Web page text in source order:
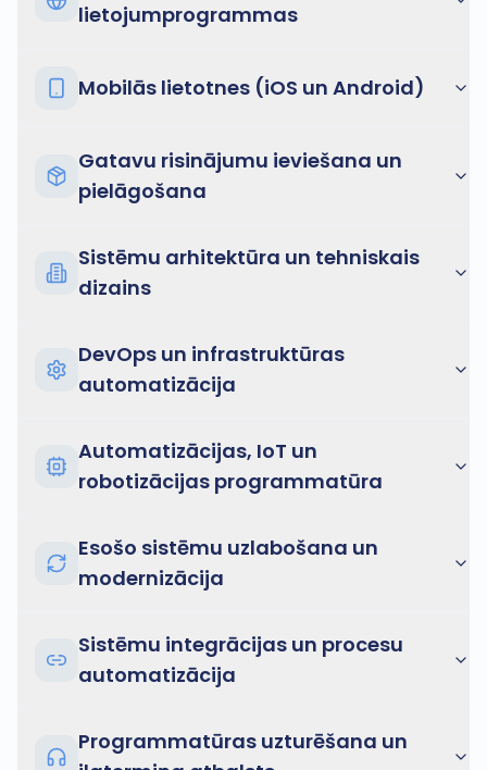
lietojumprogrammas
Mobilās lietotnes (iOS un Android)
Gatavu risinājumu ieviešana un
pielāgošana
Sistēmu arhitektūra un tehniskais
dizains
DevOps un infrastruktūras
automatizācija
Automatizācijas, IoT un
robotizācijas programmatūra
Esošo sistēmu uzlabošana un
modernizācija
Sistēmu integrācijas un procesu
automatizācija
Programmatūras uzturēšana un